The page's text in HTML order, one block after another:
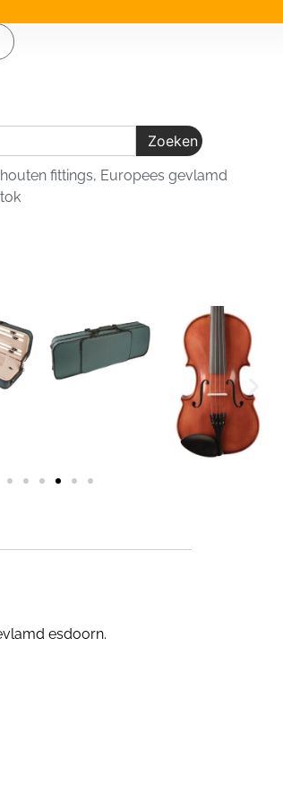
Zoeken
fittings, Europees gevlamd
esdoorn.